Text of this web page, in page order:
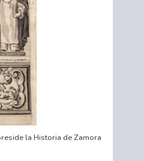
la Historia de Zamora